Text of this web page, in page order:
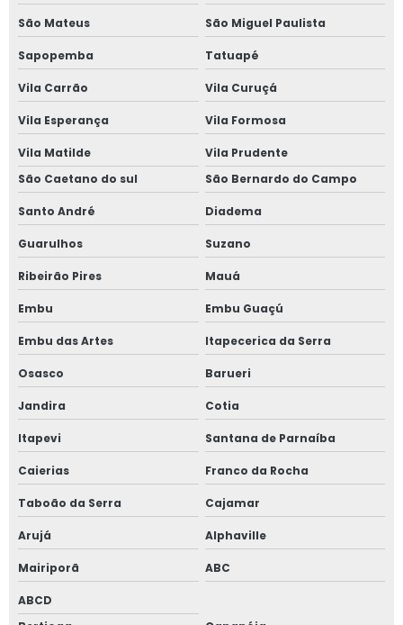
Janela de vidro duplo com persiana interna
Janela de vidro duplo com persiana interna preço
Janela vidro insulado
Janela vidro multilaminado
Janela vidro multilaminado em são paulo
Janela vidro multilaminado em sp
Janela vidro triplo
Janela de vidro triplo em sp
Janelas antirruído para ambientes de trabalho
Janelas para conforto acústico
Perfil acústico
Persiana horizontal entre vidros
São Mateus São Miguel Paulista
Sapopemba Tatuapé
Vila Carrão Vila Curuçá
Vila Esperança Vila Formosa
Vila Matilde
Vila Prudente
São Caetano do sul
São Bernardo do Campo
Santo André Diadema
Guarulhos Suzano
Ribeirão Pires Mauá
Embu Embu Guaçú
Embu das Artes Itapecerica da Serra
Osasco Barueri
Jandira Cotia
Itapevi Santana de Parnaíba
Caierias Franco da Rocha
Taboão da Serra Cajamar
Arujá Alphaville
Mairiporã ABC
ABCD